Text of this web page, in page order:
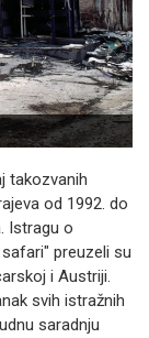
takozvanih
od 1992. do
Istragu o
preuzeli su
i Austriji.
svih istražnih
saradnju